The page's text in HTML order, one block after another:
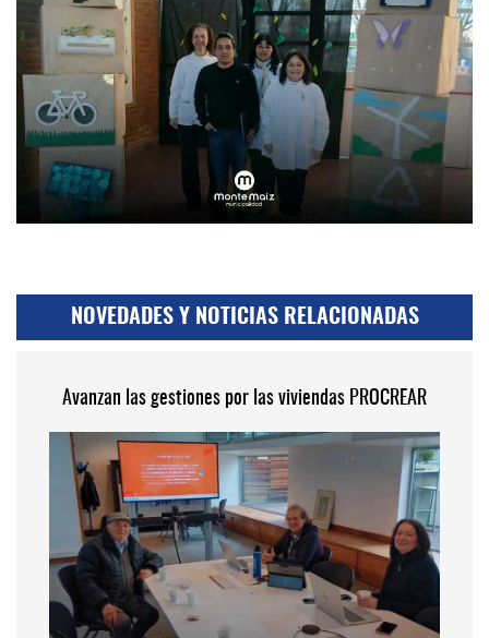
NOVEDADES Y NOTICIAS RELACIONADAS
Avanzan las gestiones por las viviendas PROCREAR